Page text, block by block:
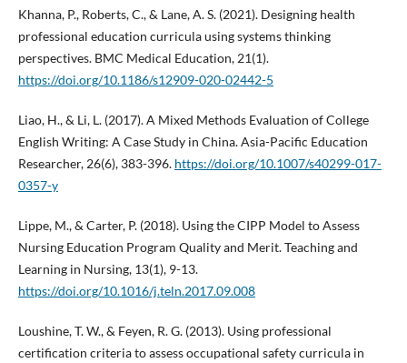
Khanna, P., Roberts, C., & Lane, A. S. (2021). Designing health
professional education curricula using systems thinking
perspectives. BMC Medical Education, 21(1).
https://doi.org/10.1186/s12909-020-02442-5
Liao, H., & Li, L. (2017). A Mixed Methods Evaluation of College
English Writing: A Case Study in China. Asia-Pacific Education
Researcher, 26(6), 383-396. https://doi.org/10.1007/s40299-017-
0357-y
Lippe, M., & Carter, P. (2018). Using the CIPP Model to Assess
Nursing Education Program Quality and Merit. Teaching and
Learning in Nursing, 13(1), 9-13.
https://doi.org/10.1016/j.teln.2017.09.008
Loushine, T. W., & Feyen, R. G. (2013). Using professional
certification criteria to assess occupational safety curricula in